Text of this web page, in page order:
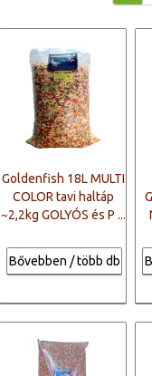
Goldenfish 18L MULTI
COLOR tavi haltáp
~2,2kg GOLYÓS és P ...
Bővebben / több db